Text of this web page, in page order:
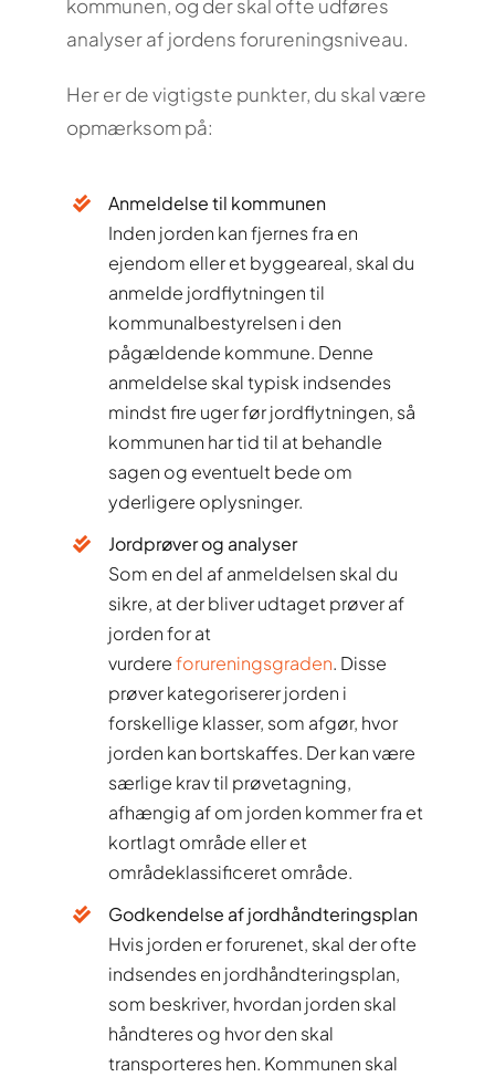
kommunen, og der skal ofte udføres
analyser af jordens forureningsniveau.
Her er de vigtigste punkter, du skal være
opmærksom på:
Anmeldelse til kommunen
Inden jorden kan fjernes fra en
ejendom eller et byggeareal, skal du
anmelde jordflytningen til
kommunalbestyrelsen i den
pågældende kommune. Denne
anmeldelse skal typisk indsendes
mindst fire uger før jordflytningen, så
kommunen har tid til at behandle
sagen og eventuelt bede om
yderligere oplysninger.
Jordprøver og analyser
Som en del af anmeldelsen skal du
sikre, at der bliver udtaget prøver af
jorden for at
vurdereforureningsgraden. Disse
prøver kategoriserer jorden i
forskellige klasser, som afgør, hvor
jorden kan bortskaffes. Der kan være
særlige krav til prøvetagning,
afhængig af om jorden kommer fra et
kortlagt område eller et
områdeklassificeret område.
Godkendelse af jordhåndteringsplan
Hvis jorden er forurenet, skal der ofte
indsendes en jordhåndteringsplan,
som beskriver, hvordan jorden skal
håndteres og hvor den skal
transporteres hen. Kommunen skal